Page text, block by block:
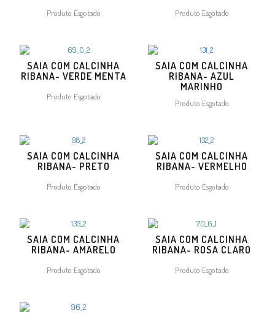
Produto Esgotado Produto Esgotado
SAIA COM CALCINHA
RIBANA- VERDE MENTA
Produto Esgotado
SAIA COM CALCINHA
RIBANA- AZUL
MARINHO
Produto Esgotado
SAIA COM CALCINHA
RIBANA- PRETO
Produto Esgotado
SAIA COM CALCINHA
RIBANA- VERMELHO
Produto Esgotado
SAIA COM CALCINHA
RIBANA- AMARELO
Produto Esgotado
SAIA COM CALCINHA
RIBANA- ROSA CLARO
Produto Esgotado